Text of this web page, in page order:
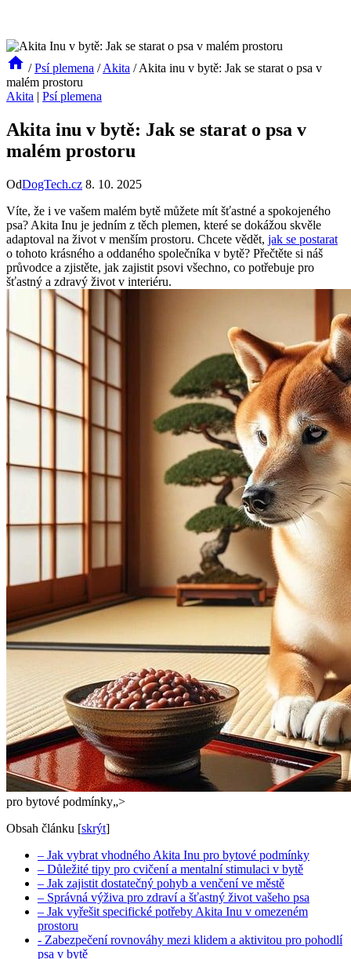
/ Psí plemena / Akita / Akita inu v bytě: Jak se starat o psa v
malém prostoru
Akita | Psí plemena
Akita inu v bytě: Jak se starat o psa v
malém prostoru
OdDogTech.cz 8. 10. 2025
Víte, že i ve‍ vašem malém bytě můžete mít šťastné a spokojeného⁤
psa? ​Akita Inu je jedním z těch plemen, které se ​dokážou skvěle⁤
adaptoval ⁢na život v ‌menším prostoru. ‍Chcete vědět, jak se postarat
o tohoto krásného a oddaného společníka v‌ bytě? Přečtěte si náš
‍průvodce a zjistěte, jak zajistit psovi všechno, co potřebuje pro‌
šťastný a zdravý život‌ v interiéru.
pro bytové podmínky„>
Obsah článku [skrýt]
– Jak vybrat ⁢vhodného Akita Inu pro bytové podmínky
– Důležité ‍tipy pro cvičení a ⁣mentalní stimulaci v‌ bytě
– Jak zajistit dostatečný pohyb⁤ a venčení⁣ ve městě
– Správná výživa pro⁣ zdraví a šťastný život vašeho psa
– ⁢Jak vyřešit specifické potřeby Akita Inu ‌v omezeném⁤
prostoru
-‌ Zabezpečení rovnováhy mezi klidem ​a ⁣aktivitou pro pohodlí‌
psa v bytě